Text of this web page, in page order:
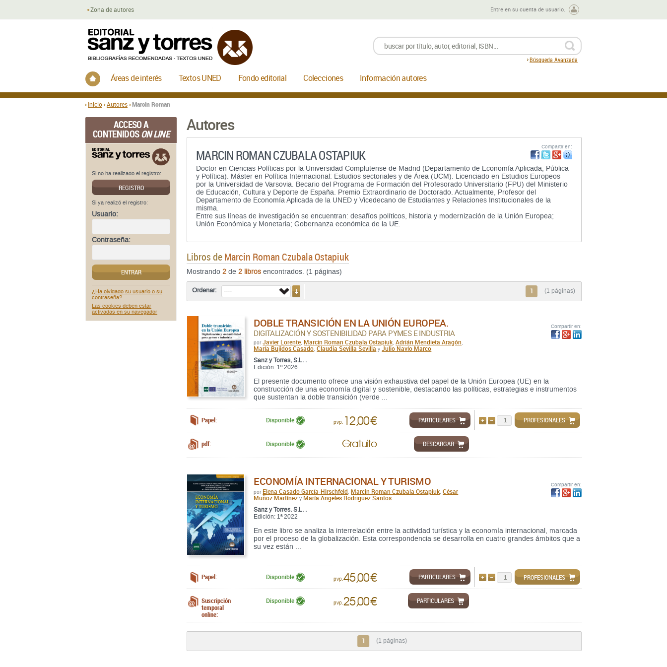
Inicio Autores Marcin Roman
Entre en su cuenta de usuario.
Búsqueda Avanzada
Inicio
Áreas de interés Textos UNED Fondo editorial Colecciones Información autores
Zona de autores
ACCESO A
CONTENIDOSON LINE
Si no ha realizado el registro:
REGISTRO
Si ya realizó el registro:
Usuario:
Contraseña:
ENTRAR
¿Ha olvidado su usuario o su
contraseña?
Las cookies deben estar
activadas en su navegador
Autores
MARCIN ROMAN CZUBALA OSTAPIUK
Compartir en:
Doctor en Ciencias Políticas por la Universidad Complutense de Madrid (Departamento de Economía Aplicada, Pública
y Política). Máster en Política Internacional: Estudios sectoriales y de Área (UCM). Licenciado en Estudios Europeos
por la Universidad de Varsovia. Becario del Programa de Formación del Profesorado Universitario (FPU) del Ministerio
de Educación, Cultura y Deporte de España. Premio Extraordinario de Doctorado. Actualmente, Profesor del
Departamento de Economía Aplicada de la UNED y Vicedecano de Estudiantes y Relaciones Institucionales de la
misma.
Entre sus líneas de investigación se encuentran: desafíos políticos, historia y modernización de la Unión Europea;
Unión Económica y Monetaria; Gobernanza económica de la UE.
Libros deMarcin Roman Czubala Ostapiuk
Mostrando 2 de 2 libros encontrados. (1 páginas)
Ordenar: 1 (1 páginas)
DOBLE TRANSICIÓN EN LA UNIÓN EUROPEA.
DIGITALIZACIÓN Y SOSTENIBILIDAD PARA PYMES E INDUSTRIA
por Javier Lorente Marcin Roman Czubala Ostapiuk Adrián Mendieta Aragón
María Bujidos Casado ,Claudia Sevilla Sevilla y Julio Navío Marco
Sanz y Torres, S.L. .
Edición: 1º 2026
El presente documento ofrece una visión exhaustiva del papel de la Unión Europea (UE) en la
construcción de una economía digital y sostenible, destacando las políticas, estrategias e instrumentos
que sustentan la doble transición (verde ...
Compartir en:
Papel: Disponible pvp. 12,00 € AÑADIRQUITAR
PROFESIONALES
PARTICULARES
pdf: Disponible Gratuito DESCARGAR
ECONOMÍA INTERNACIONAL Y TURISMO
por Elena Casado García-Hirschfeld Marcin Roman Czubala Ostapiuk ,César
Muñoz Martínezy María Angeles Rodriguez Santos
Sanz y Torres, S.L. .
Edición: 1ª 2022
En este libro se analiza la interrelación entre la actividad turística y la economía internacional, marcada
por el proceso de la globalización. Esta correspondencia se desarrolla en cuatro grandes ámbitos que a
su vez están ...
Compartir en:
Papel: Disponible pvp.45,00 € AÑADIRQUITAR
PROFESIONALES
PARTICULARES
Suscripción
temporal
online:
Disponible pvp. 25,00 € PARTICULARES
1 (1 páginas)